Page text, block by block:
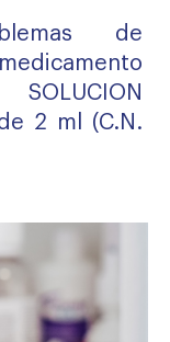
de
de 2 ml (C.N.